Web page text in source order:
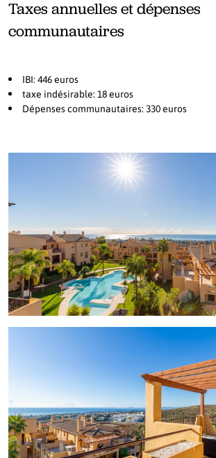
Taxes annuelles et dépenses
communautaires
IBI: 446 euros
taxe indésirable: 18 euros
Dépenses communautaires: 330 euros